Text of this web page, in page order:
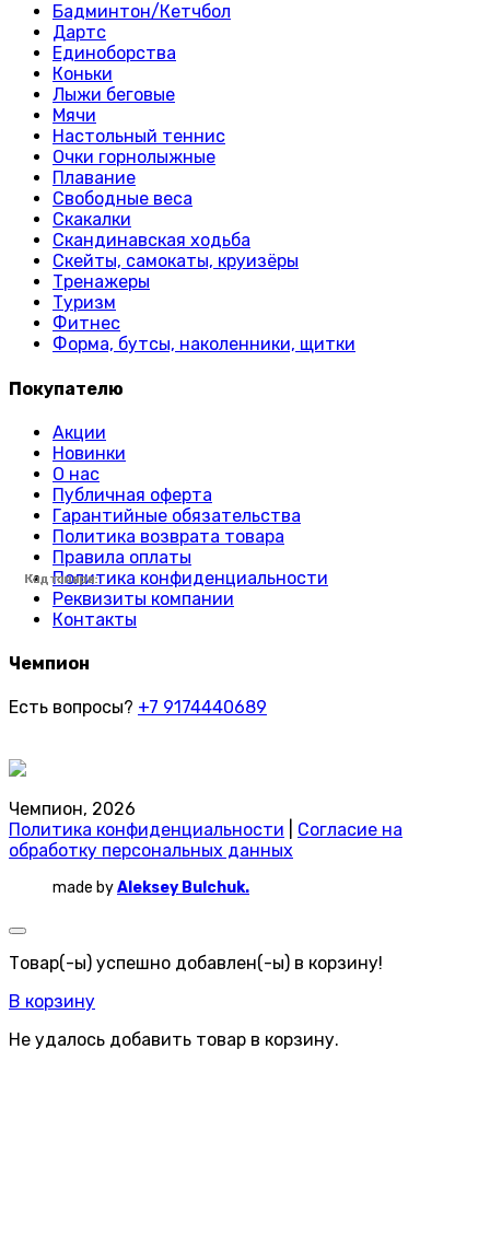
Код товара:
Код товара:
Код товара:
Код товара:
Код товара:
Код товара:
Код товара:
Код товара:
Код товара:
Код товара:
Код товара:
Код товара:
Код товара:
Код товара:
Код товара:
Код товара:
Код товара:
Код товара:
Код товара:
Код товара:
Код товара:
Код товара:
Код товара:
Код товара:
Бадминтон/Кетчбол
Дартс
Единоборства
Коньки
Лыжи беговые
Мячи
Настольный теннис
Очки горнолыжные
Плавание
Свободные веса
Скакалки
Скандинавская ходьба
Скейты, самокаты, круизёры
Тренажеры
Туризм
Фитнес
Форма, бутсы, наколенники, щитки
Покупателю
Акции
Новинки
О нас
Публичная оферта
Гарантийные обязательства
Политика возврата товара
Правила оплаты
Политика конфиденциальности
Реквизиты компании
Контакты
Чемпион
Есть вопросы? +7 9174440689
Чемпион, 2026
Политика конфиденциальности
Согласие на
обработку персональных данных
made byAleksey Bulchuk.
Товар(-ы) успешно добавлен(-ы) в корзину!
В корзину
Не удалось добавить товар в корзину.